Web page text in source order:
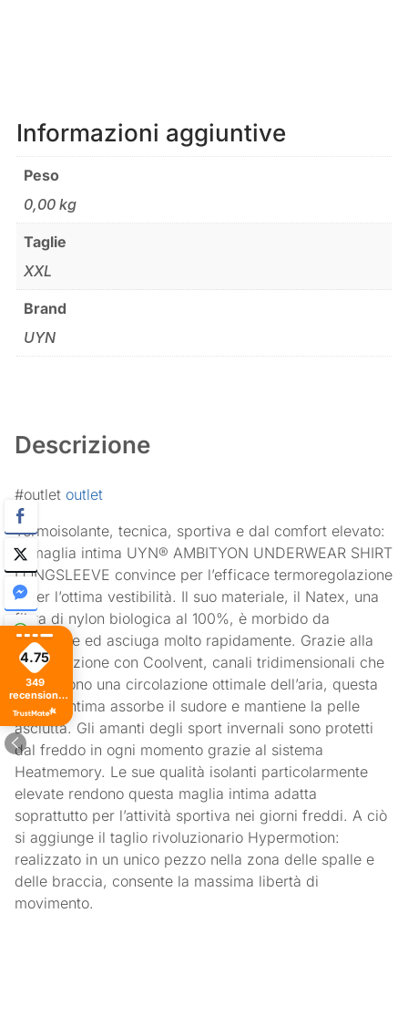
Informazioni aggiuntive
Peso
0,00 kg
Taglie
XXL
Brand
UYN
Descrizione
#outlet outlet
Termoisolante, tecnica, sportiva e dal comfort elevato:
la maglia intima UYN® AMBITYON UNDERWEAR SHIRT
LONGSLEEVE convince per l’efficace termoregolazione
e per l’ottima vestibilità. Il suo materiale, il Natex, una
fibra di nylon biologica al 100%, è morbido da
indossare ed asciuga molto rapidamente. Grazie alla
combinazione con Coolvent, canali tridimensionali che
consentono una circolazione ottimale dell’aria, questa
maglia intima assorbe il sudore e mantiene la pelle
asciutta. Gli amanti degli sport invernali sono protetti
dal freddo in ogni momento grazie al sistema
Heatmemory. Le sue qualità isolanti particolarmente
elevate rendono questa maglia intima adatta
soprattutto per l’attività sportiva nei giorni freddi. A ciò
si aggiunge il taglio rivoluzionario Hypermotion:
realizzato in un unico pezzo nella zona delle spalle e
delle braccia, consente la massima libertà di
movimento.
4.75
349
recensioni
di tutti i
tempi